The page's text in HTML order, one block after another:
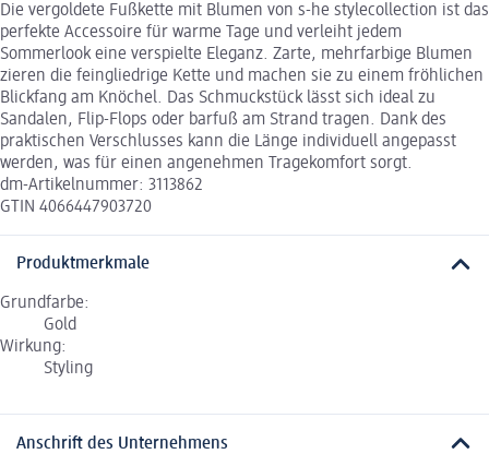
Die vergoldete Fußkette mit Blumen von s-he stylecollection ist das
perfekte Accessoire für warme Tage und verleiht jedem
Sommerlook eine verspielte Eleganz. Zarte, mehrfarbige Blumen
zieren die feingliedrige Kette und machen sie zu einem fröhlichen
Blickfang am Knöchel. Das Schmuckstück lässt sich ideal zu
Sandalen, Flip-Flops oder barfuß am Strand tragen. Dank des
praktischen Verschlusses kann die Länge individuell angepasst
werden, was für einen angenehmen Tragekomfort sorgt.
dm-Artikelnummer: 3113862
GTIN 4066447903720
Produktmerkmale
Grundfarbe:
Gold
Wirkung:
Styling
Anschrift des Unternehmens